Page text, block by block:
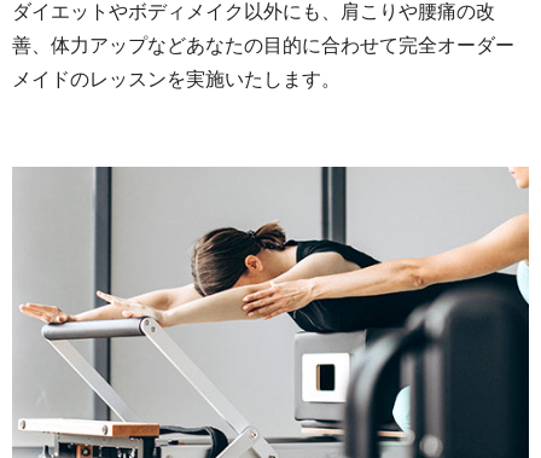
ダイエットやボディメイク以外にも、肩こりや腰痛の改
善、体力アップなどあなたの目的に合わせて完全オーダー
メイドのレッスンを実施いたします。